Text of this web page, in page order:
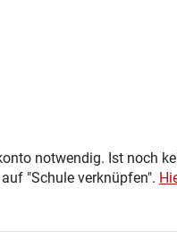
notwendig. Ist noch
"Schule verknüpfen".